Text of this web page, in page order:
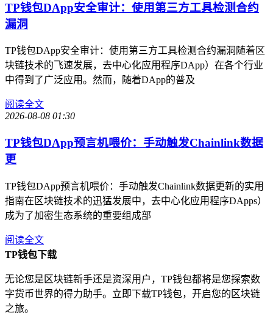
TP钱包DApp安全审计：使用第三方工具检测合约
漏洞
TP钱包DApp安全审计：使用第三方工具检测合约漏洞随着区
块链技术的飞速发展，去中心化应用程序DApp）在各个行业
中得到了广泛应用。然而，随着DApp的普及
阅读全文
2026-08-08 01:30
TP钱包DApp预言机喂价：手动触发Chainlink数据
更
TP钱包DApp预言机喂价：手动触发Chainlink数据更新的实用
指南在区块链技术的迅猛发展中，去中心化应用程序DApps）
成为了加密生态系统的重要组成部
阅读全文
TP钱包下载
无论您是区块链新手还是资深用户，TP钱包都将是您探索数
字货币世界的得力助手。立即下载TP钱包，开启您的区块链
之旅。